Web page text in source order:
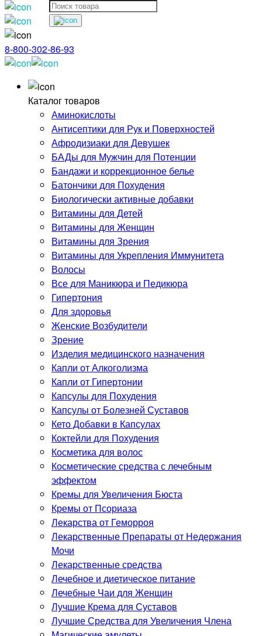
8-800-302-86-93
Каталог товаров
Аминокислоты
Антисептики для Рук и Поверхностей
Афродизиаки для Девушек
БАДы для Мужчин для Потенции
Бандажи и коррекционное белье
Батончики для Похудения
Биологически активные добавки
Витамины для Детей
Витамины для Женщин
Витамины для Зрения
Витамины для Укрепления Иммунитета
Волосы
Все для Маникюра и Педикюра
Гипертония
Для здоровья
Женские Возбудители
Зрение
Изделия медицинского назначения
Капли от Алкоголизма
Капли от Гипертонии
Капсулы для Похудения
Капсулы от Болезней Суставов
Кето Добавки в Капсулах
Коктейли для Похудения
Косметика для волос
Косметические средства с лечебным
эффектом
Кремы для Увеличения Бюста
Кремы от Псориаза
Лекарства от Геморроя
Лекарственные Препараты от Недержания
Мочи
Лекарственные средства
Лечебное и диетическое питание
Лечебные Чаи для Женщин
Лучшие Крема для Суставов
Лучшие Средства для Увеличения Члена